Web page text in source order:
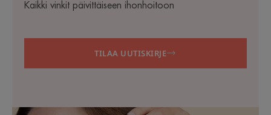
Kaikki vinkit päivittäiseen ihonhoitoon
TILAA UUTISKIRJE